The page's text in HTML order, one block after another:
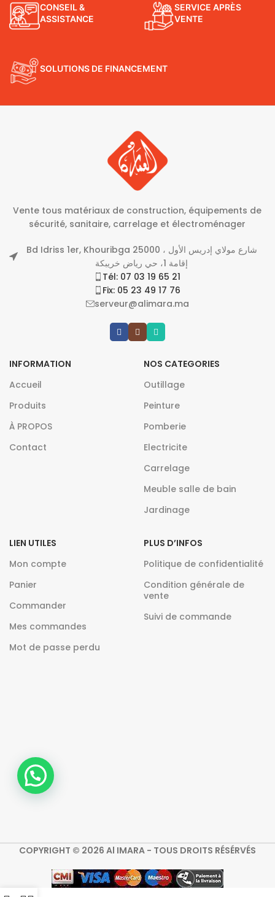
CONSEIL &
ASSISTANCE
SERVICE APRÈS
VENTE
SOLUTIONS DE FINANCEMENT
Vente tous matériaux de construction, équipements de
sécurité, sanitaire, carrelage et électroménager
Bd Idriss 1er, Khouribga 25000 شارع مولاي إدريس الأول ،
إقامة 1، حي رياض خريبكة
Tél: 07 03 19 65 21
Fix: 05 23 49 17 76
serveur@alimara.ma
INFORMATION
Accueil
Produits
À PROPOS
Contact
NOS CATEGORIES
Outillage
Peinture
Pomberie
Electricite
Carrelage
Meuble salle de bain
Jardinage
LIEN UTILES
Mon compte
Panier
Commander
Mes commandes
Mot de passe perdu
PLUS D’INFOS
Politique de confidentialité
Condition générale de
vente
Suivi de commande
COPYRIGHT © 2026 Al IMARA - TOUS DROITS RÉSÉRVÉS